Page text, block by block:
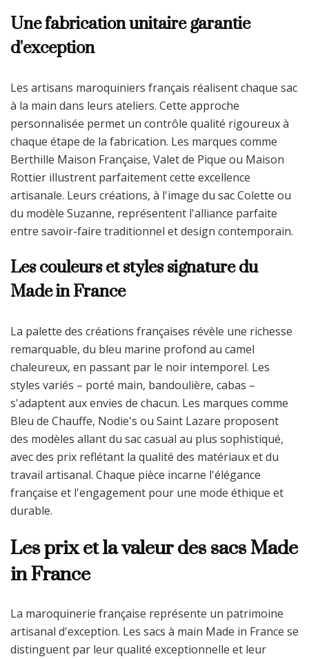
Une fabrication unitaire garantie
d'exception
Les artisans maroquiniers français réalisent chaque sac
à la main dans leurs ateliers. Cette approche
personnalisée permet un contrôle qualité rigoureux à
chaque étape de la fabrication. Les marques comme
Berthille Maison Française, Valet de Pique ou Maison
Rottier illustrent parfaitement cette excellence
artisanale. Leurs créations, à l'image du sac Colette ou
du modèle Suzanne, représentent l'alliance parfaite
entre savoir-faire traditionnel et design contemporain.
Les couleurs et styles signature du
Made in France
La palette des créations françaises révèle une richesse
remarquable, du bleu marine profond au camel
chaleureux, en passant par le noir intemporel. Les
styles variés – porté main, bandoulière, cabas –
s'adaptent aux envies de chacun. Les marques comme
Bleu de Chauffe, Nodie's ou Saint Lazare proposent
des modèles allant du sac casual au plus sophistiqué,
avec des prix reflétant la qualité des matériaux et du
travail artisanal. Chaque pièce incarne l'élégance
française et l'engagement pour une mode éthique et
durable.
Les prix et la valeur des sacs Made
in France
La maroquinerie française représente un patrimoine
artisanal d'exception. Les sacs à main Made in France se
distinguent par leur qualité exceptionnelle et leur